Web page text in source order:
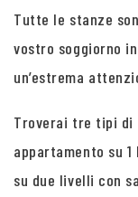
Tutte le stanze
vostro soggiorno
un’estrema
Troverai tre tipi di
appartamento su
su due livelli con